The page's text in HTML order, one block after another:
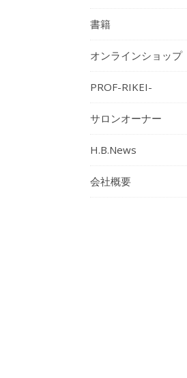
書籍
オンラインショップ
PROF-RIKEI-
サロンオーナー
H.B.News
会社概要